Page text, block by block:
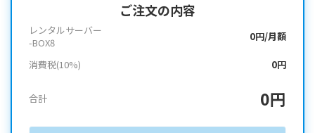
ご注文の内容
レンタルサーバー
-BOX8
0円/月額
消費税(10%) 0円
合計 0円